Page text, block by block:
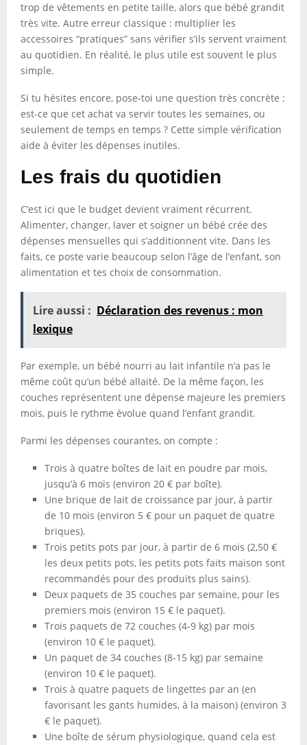
trop de vêtements en petite taille, alors que bébé grandit
très vite. Autre erreur classique : multiplier les
accessoires “pratiques” sans vérifier s’ils servent vraiment
au quotidien. En réalité, le plus utile est souvent le plus
simple.
Si tu hésites encore, pose-toi une question très concrète :
est-ce que cet achat va servir toutes les semaines, ou
seulement de temps en temps ? Cette simple vérification
aide à éviter les dépenses inutiles.
Les frais du quotidien
C’est ici que le budget devient vraiment récurrent.
Alimenter, changer, laver et soigner un bébé crée des
dépenses mensuelles qui s’additionnent vite. Dans les
faits, ce poste varie beaucoup selon l’âge de l’enfant, son
alimentation et tes choix de consommation.
Lire aussi : Déclaration des revenus : mon
lexique
Par exemple, un bébé nourri au lait infantile n’a pas le
même coût qu’un bébé allaité. De la même façon, les
couches représentent une dépense majeure les premiers
mois, puis le rythme évolue quand l’enfant grandit.
Parmi les dépenses courantes, on compte :
Trois à quatre boîtes de lait en poudre par mois,
jusqu’à 6 mois (environ 20 € par boîte).
Une brique de lait de croissance par jour, à partir
de 10 mois (environ 5 € pour un paquet de quatre
briques).
Trois petits pots par jour, à partir de 6 mois (2,50 €
les deux petits pots, les petits pots faits maison sont
recommandés pour des produits plus sains).
Deux paquets de 35 couches par semaine, pour les
premiers mois (environ 15 € le paquet).
Trois paquets de 72 couches (4-9 kg) par mois
(environ 10 € le paquet).
Un paquet de 34 couches (8-15 kg) par semaine
(environ 10 € le paquet).
Trois à quatre paquets de lingettes par an (en
favorisant les gants humides, à la maison) (environ 3
€ le paquet).
Une boîte de sérum physiologique, quand cela est